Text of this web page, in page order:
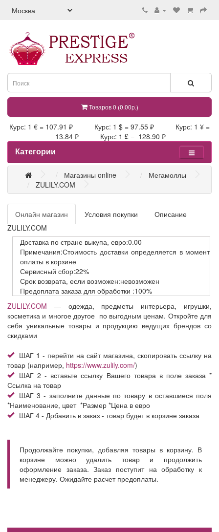
Товаров 0 (0.00р.)
Курс: 1 € = 107.91 ₽ Курс: 1 $ = 97.55 ₽ Курс: 1 ¥ =
13.84 ₽ Курс: 1 £ = 128.90 ₽
Категории
Магазины online
Мегамоллы
ZULILY.COM
Онлайн магазин Условия покупки
Описание
ZULILY.COM
Доставка по стране выкупа, евро:0.00
Примечания:Стоимость доставки определяется в момент
оплаты в корзине
Сервисный сбор:22%
Срок возврата, если возможен:невозможен
Предоплата заказа для обработки :100%
ZULILY.COM — одежда, предметы интерьера, игрушки,
косметика и многое другое по выгодным ценам. Откройте для
себя уникальные товары и продукцию ведущих брендов со
скидками
ШАГ 1 - перейти на сайт магазина, скопировать ссылку на
товар (например, https://www.zulily.com/)
ШАГ 2 - вставьте ссылку Вашего товара в поле заказа *
Ссылка на товар
ШАГ 3 - заполните данные по товару в оставшиеся поля
*Наименование, цвет *Размер *Цена в евро
ШАГ 4 - Добавить в заказ - товар будет в корзине заказа
Продолжайте покупки, добавляя товары в корзину. В
корзине можно удалить товар и продолжить
оформление заказа. Заказ поступит на обработку к
менеджеру. Ожидайте расчет предоплаты.